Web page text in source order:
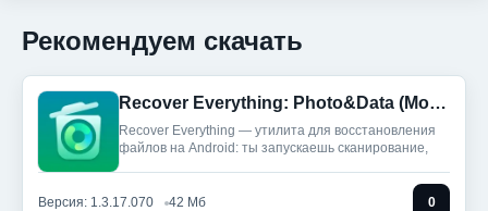
Рекомендуем скачать
Recover Everything: Photo&Data (Мод, Unlocked)
Recover Everything — утилита для восстановления
файлов на Android: ты запускаешь сканирование,
Версия: 1.3.17.070 42 Мб 0